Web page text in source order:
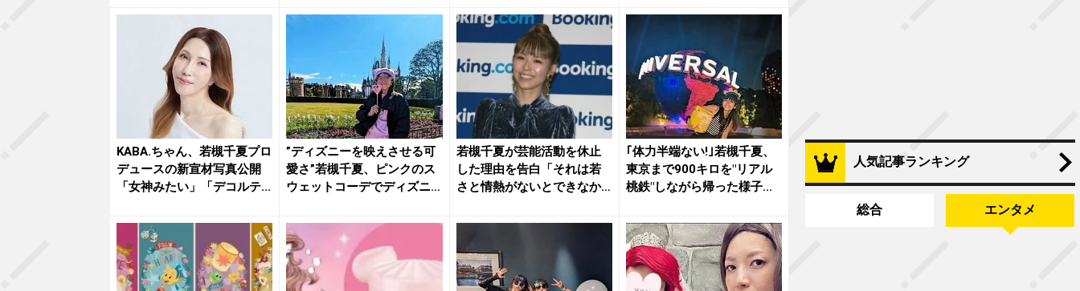
KABA.ちゃん、若槻千夏プロ
デュースの新宣材写真公開
「女神みたい」「デコルテ...
”ディズニーを映えさせる可
愛さ”若槻千夏、ピンクのス
ウェットコーデでディズニ
若槻千夏が芸能活動を休止
した理由を告白「それは若
さと情熱がないとできなか
｢体力半端ない!｣若槻千夏、
東京まで900キロを"リアル
桃鉄"しながら帰った様子...
人気記事ランキング
総合 エンタメ